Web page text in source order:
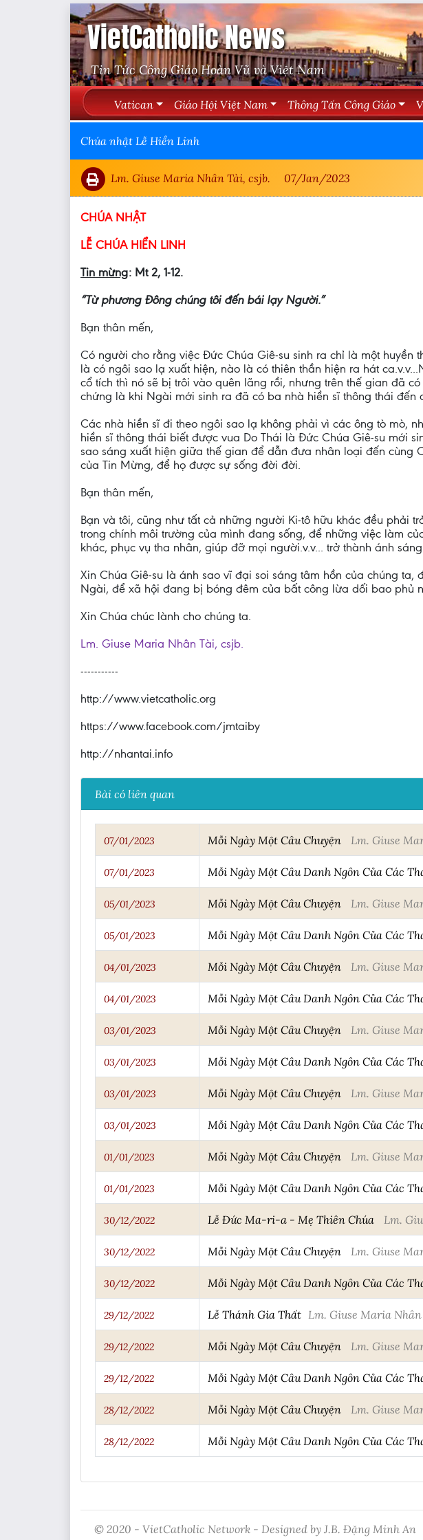
VietCatholic News
Tin Tức Công Giáo Hoàn Vũ và Việt Nam
Vatican Giáo Hội Việt Nam Thông Tấn Công Giáo
Chúa nhật Lễ Hiển Linh
Lm. Giuse Maria Nhân Tài, csjb. 07/Jan/2023
CHÚA NHẬT
LỄ CHÚA HIỂN LINH
Tin mừng: Mt 2, 1-12.
“Từ phương Đông chúng tôi đến bái lạy Người.”
Bạn thân mến,
Có người cho rằng việc Đức Chúa Giê-su sinh ra chỉ là một
là có ngôi sao lạ xuất hiện, nào là có thiên thần hiện ra hát
cổ tích thì nó sẽ bị trôi vào quên lãng rồi, nhưng trên thế gian đã
chứng là khi Ngài mới sinh ra đã có ba nhà hiền sĩ thông thái đến
Các nhà hiền sĩ đi theo ngôi sao lạ không phải vì các ông tò mò,
hiền sĩ thông thái biết được vua Do Thái là Đức Chúa Giê-su mới
sao sáng xuất hiện giữa thế gian để dẫn đưa nhân loại đến cùng
của Tin Mừng, để họ được sự sống đời đời.
Bạn thân mến,
Bạn và tôi, cũng như tất cả những người Ki-tô hữu khác đều phải
trong chính môi trường của mình đang sống, để những việc làm
khác, phục vụ tha nhân, giúp đỡ mọi người.v.v... trở thành ánh
Xin Chúa Giê-su là ánh sao vĩ đại soi sáng tâm hồn của chúng
Ngài, để xã hội đang bị bóng đêm của bất công lừa dối bao phủ
Xin Chúa chúc lành cho chúng ta.
Lm. Giuse Maria Nhân Tài, csjb.
-----------
http://www.vietcatholic.org
https://www.facebook.com/jmtaiby
http://nhantai.info
Bài có liên quan
07/01/2023 Mỗi Ngày Một Câu Chuyện Lm. Giuse
07/01/2023 Mỗi Ngày Một Câu Danh Ngôn Của Các
05/01/2023 Mỗi Ngày Một Câu Chuyện Lm. Giuse
05/01/2023 Mỗi Ngày Một Câu Danh Ngôn Của Các
04/01/2023 Mỗi Ngày Một Câu Chuyện Lm. Giuse
04/01/2023 Mỗi Ngày Một Câu Danh Ngôn Của Các
03/01/2023 Mỗi Ngày Một Câu Chuyện Lm. Giuse
03/01/2023 Mỗi Ngày Một Câu Danh Ngôn Của Các
03/01/2023 Mỗi Ngày Một Câu Chuyện Lm. Giuse
03/01/2023 Mỗi Ngày Một Câu Danh Ngôn Của Các
01/01/2023 Mỗi Ngày Một Câu Chuyện Lm. Giuse
01/01/2023 Mỗi Ngày Một Câu Danh Ngôn Của Các
30/12/2022 Lễ Đức Ma-ri-a - Mẹ Thiên Chúa Lm.
30/12/2022 Mỗi Ngày Một Câu Chuyện Lm. Giuse
30/12/2022 Mỗi Ngày Một Câu Danh Ngôn Của Các
29/12/2022 Lễ Thánh Gia Thất Lm. Giuse Maria Nhân
29/12/2022 Mỗi Ngày Một Câu Chuyện Lm. Giuse
29/12/2022 Mỗi Ngày Một Câu Danh Ngôn Của Các
28/12/2022 Mỗi Ngày Một Câu Chuyện Lm. Giuse
28/12/2022 Mỗi Ngày Một Câu Danh Ngôn Của Các
© 2020 - VietCatholic Network - Designed by J.B. Đặng Minh An